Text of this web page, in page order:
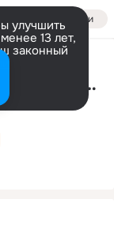
Войти
улучшить
13 лет,
законный
Close to you (Euro Version)